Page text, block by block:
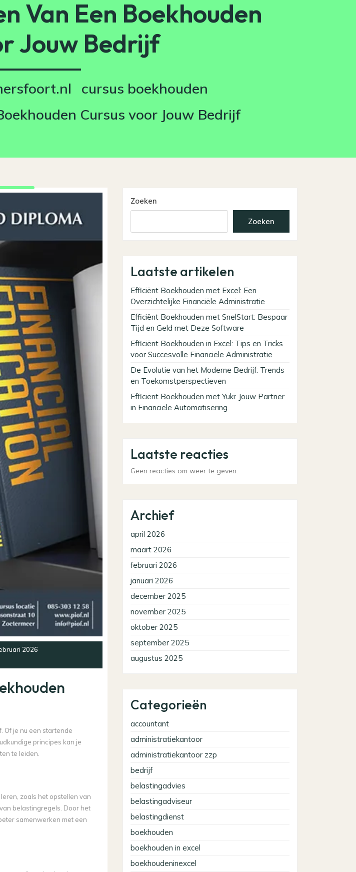
Van Een Boekhouden
Jouw Bedrijf
cursus boekhouden
Cursus voor Jouw Bedrijf
2026
Of je nu een startende
principes kan je
te leiden.
zoals het opstellen van
belastingregels. Door het
samenwerken met een
Zoeken
Zoeken
Laatste artikelen
Efficiënt Boekhouden met Excel: Een
Overzichtelijke Financiële Administratie
Efficiënt Boekhouden met SnelStart: Bespaar
Tijd en Geld met Deze Software
Efficiënt Boekhouden in Excel: Tips en Tricks
voor Succesvolle Financiële Administratie
De Evolutie van het Moderne Bedrijf: Trends
en Toekomstperspectieven
Efficiënt Boekhouden met Yuki: Jouw Partner
in Financiële Automatisering
Laatste reacties
Geen reacties om weer te geven.
Archief
april 2026
maart 2026
februari 2026
januari 2026
december 2025
november 2025
oktober 2025
september 2025
augustus 2025
Categorieën
accountant
administratiekantoor
administratiekantoor zzp
bedrijf
belastingadvies
belastingadviseur
belastingdienst
boekhouden
boekhouden in excel
boekhoudeninexcel